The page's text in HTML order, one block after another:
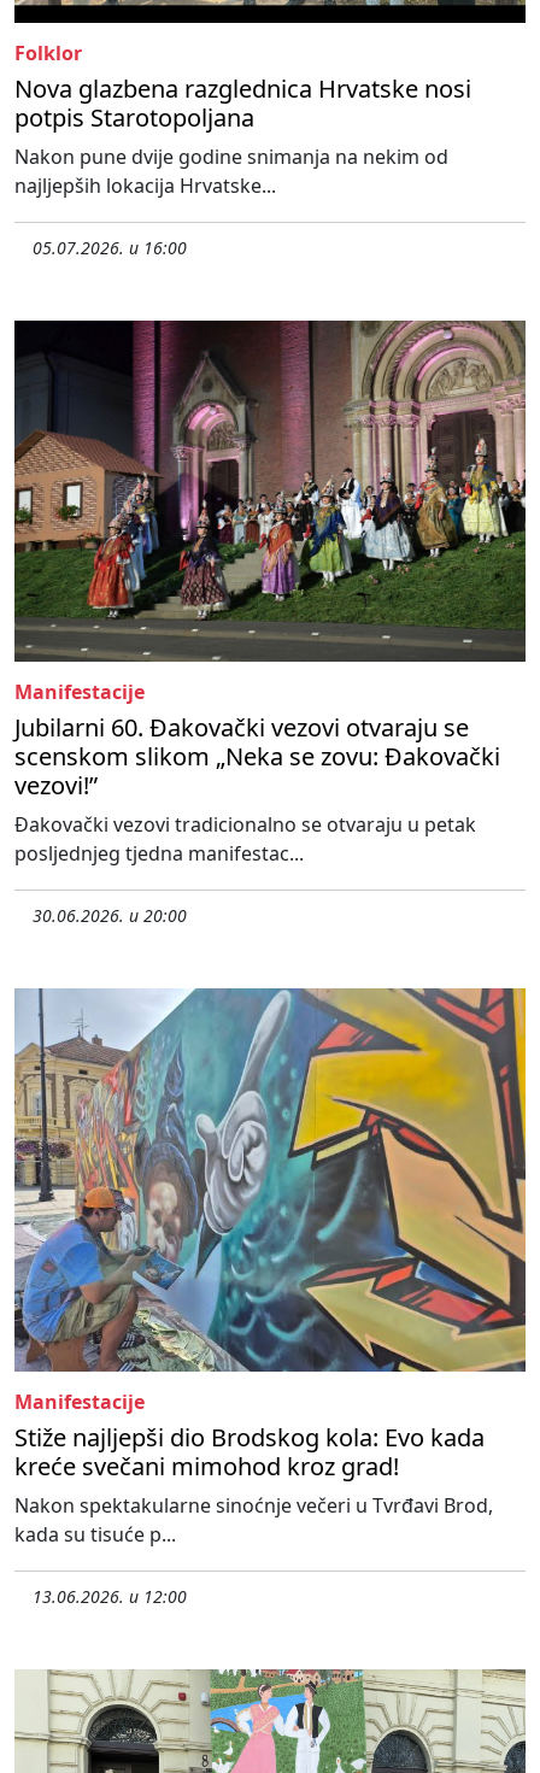
Folklor
Nova glazbena razglednica Hrvatske nosi
potpis Starotopoljana
Nakon pune dvije godine snimanja na nekim od
najljepših lokacija Hrvatske...
05.07.2026. u 16:00
Manifestacije
Jubilarni 60. Đakovački vezovi otvaraju se
scenskom slikom „Neka se zovu: Đakovački
vezovi!”
Đakovački vezovi tradicionalno se otvaraju u petak
posljednjeg tjedna manifestac...
30.06.2026. u 20:00
Manifestacije
Stiže najljepši dio Brodskog kola: Evo kada
kreće svečani mimohod kroz grad!
Nakon spektakularne sinoćnje večeri u Tvrđavi Brod,
kada su tisuće p...
13.06.2026. u 12:00